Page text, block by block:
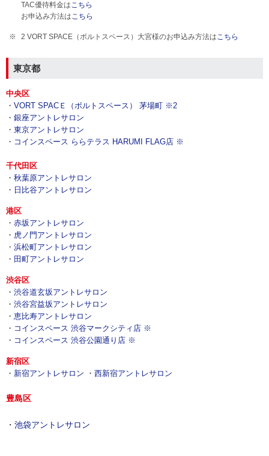
TAC優待料金はこちら
お申込み方法はこちら
2 VORT SPACE（ボルトスペース）大宮様のお申込み方法はこちら
東京都
中央区
・ VORT SPACＥ（ボルトスペース） 茅場町 ※2
・ 銀座アントレサロン
・ 東京アントレサロン
・ コインスペース ららテラス HARUMI FLAG店 ※
千代田区
・ 秋葉原アントレサロン
・ 日比谷アントレサロン
港区
・ 赤坂アントレサロン
・ 虎ノ門アントレサロン
・ 浜松町アントレサロン
・ 田町アントレサロン
渋谷区
・ 渋谷道玄坂アントレサロン
・ 渋谷宮益坂アントレサロン
・ 恵比寿アントレサロン
・ コインスペース 渋谷マークシティ店 ※
・ コインスペース 渋谷公園通り店 ※
新宿区
・ 新宿アントレサロン ・ 西新宿アントレサロン
豊島区
・ 池袋アントレサロン